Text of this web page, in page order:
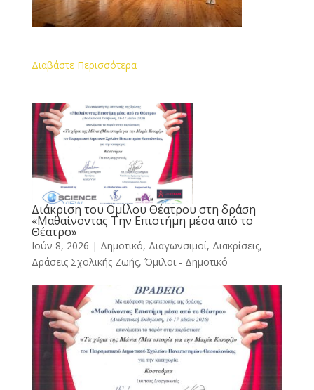
Διαβάστε Περισσότερα
Διάκριση του Ομίλου Θέατρου στη δράση
«Μαθαίνοντας Την Επιστήμη μέσα από το
Θέατρο»
Ιούν 8, 2026 | Δημοτικό, Διαγωνσιμοί, Διακρίσεις,
Δράσεις Σχολικής Ζωής, Όμιλοι - Δημοτικό